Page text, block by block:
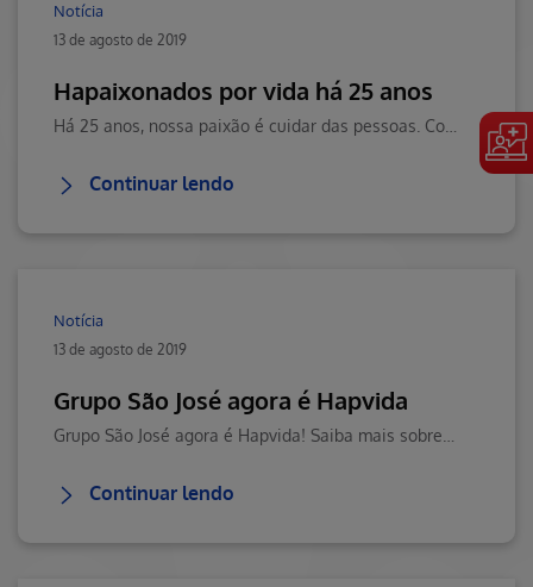
Notícia
13 de agosto de 2019
Hapaixonados por vida há 25 anos
Continuar lendo
Notícia
13 de agosto de 2019
Grupo São José agora é Hapvida
Continuar lendo